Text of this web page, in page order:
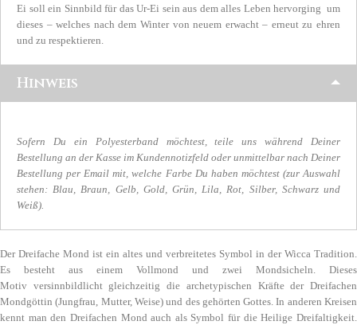
Ei soll ein Sinnbild für das Ur-Ei sein aus dem alles Leben hervorging um
dieses – welches nach dem Winter von neuem erwacht – erneut zu ehren
und zu respektieren.
Hinweis
Sofern Du ein Polyesterband möchtest, teile uns während Deiner
Bestellung an der Kasse im Kundennotizfeld oder unmittelbar nach Deiner
Bestellung per Email mit, welche Farbe Du haben möchtest (zur Auswahl
stehen: Blau, Braun, Gelb, Gold, Grün, Lila, Rot, Silber, Schwarz und
Weiß).
Der Dreifache Mond ist ein altes und verbreitetes Symbol in der Wicca Tradition.
Es besteht aus einem Vollmond und zwei Mondsicheln. Dieses
Motiv versinnbildlicht gleichzeitig die archetypischen Kräfte der Dreifachen
Mondgöttin (Jungfrau, Mutter, Weise) und des gehörten Gottes. In anderen Kreisen
kennt man den Dreifachen Mond auch als Symbol für die Heilige Dreifaltigkeit.